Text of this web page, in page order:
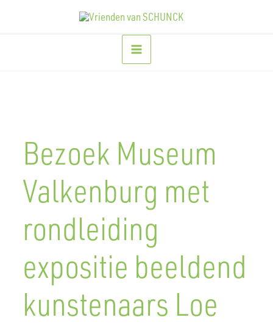
Bezoek Museum
Valkenburg met
rondleiding
expositie beeldend
kunstenaars Loe